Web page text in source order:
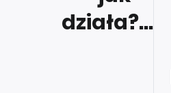
działa?...